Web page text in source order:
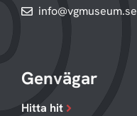
info@vgmuseum.se
Genvägar
Hitta hit